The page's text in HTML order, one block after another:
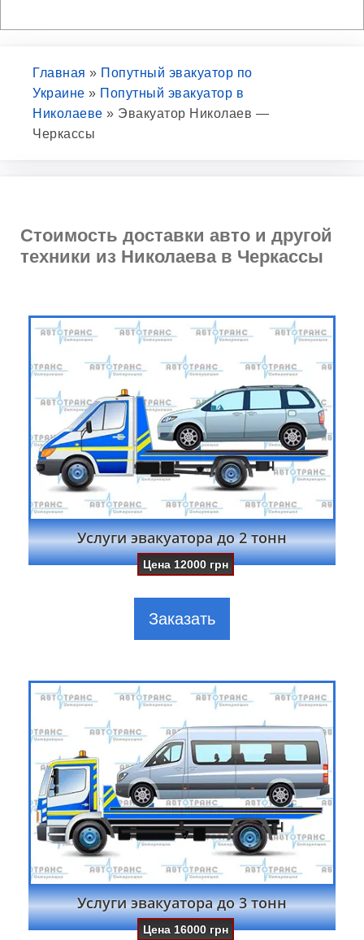
Главная » Попутный эвакуатор по
Украине » Попутный эвакуатор в
Николаеве » Эвакуатор Николаев —
Черкассы
Стоимость доставки авто и другой
техники из Николаева в Черкассы
Услуги эвакуатора до 2 тонн
Цена12000 грн
Заказать
Услуги эвакуатора до 3 тонн
Цена16000 грн